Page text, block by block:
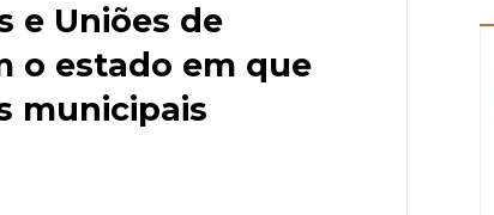
e Uniões de
o estado em que
municipais